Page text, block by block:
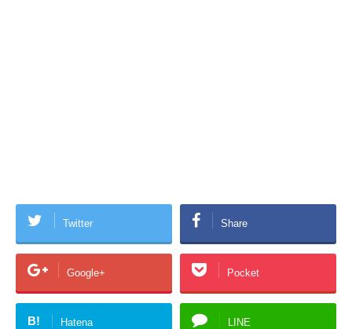
Twitter Share
Google+ Pocket
B! Hatena LINE